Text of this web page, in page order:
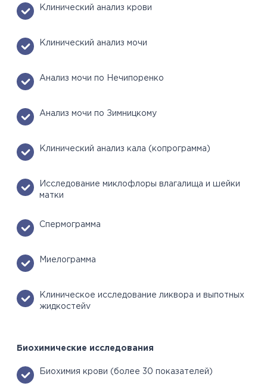
Клинический анализ крови
Клинический анализ мочи
Анализ мочи по Нечипоренко
Анализ мочи по Зимницкому
Клинический анализ кала (копрограмма)
Исследование миклофлоры влагалища и шейки
матки
Спермограмма
Миелограмма
Клиническое исследование ликвора и выпотных
жидкостейv
Биохимические исследования
Биохимия крови (более 30 показателей)